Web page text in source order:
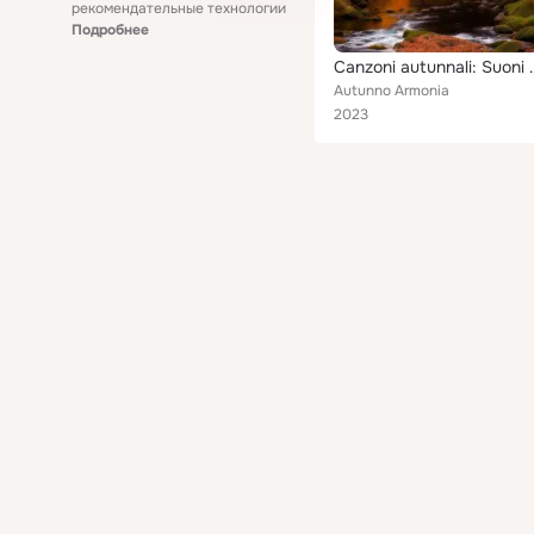
рекомендательные технологии
Подробнее
Canzoni
Autunno Armonia
2023